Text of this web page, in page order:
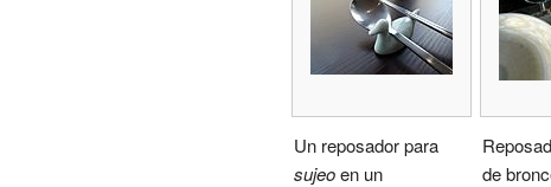
Un reposador para
sujeoen un
de